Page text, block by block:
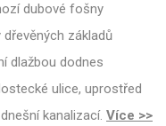
dubové fošny
základů
dlažbou dodnes
ulice, uprostřed
kanalizací. Více >>